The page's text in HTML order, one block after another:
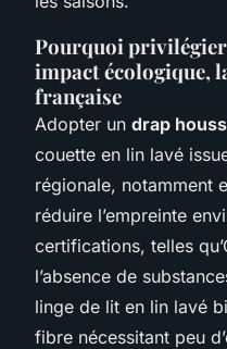
Pourquoi
impact écologique,
française
Adopter un drap
couette en lin lavé
régionale, notamment
réduire l’empreinte
certifications, telles
l’absence de
linge de lit en lin lavé
fibre nécessitant peu